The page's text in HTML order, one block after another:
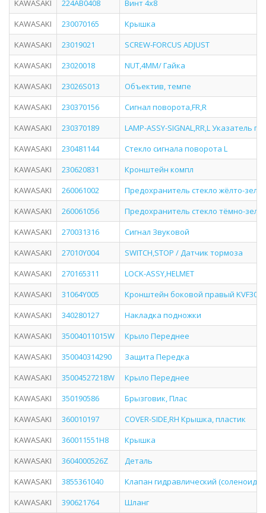
KAWASAKI
224AB0408
Винт 4х8
KAWASAKI
230070165
Крышка
KAWASAKI
23019021
SCREW-FORCUS ADJUST
KAWASAKI
23020018
NUT,4MM/ Гайка
KAWASAKI
23026S013
Объектив, темпе
KAWASAKI
230370156
Сигнал поворота,FR,R
KAWASAKI
230370189
LAMP-ASSY-SIGNAL,RR,L Указатель
KAWASAKI
230481144
Стекло сигнала поворота L
KAWASAKI
230620831
Кронштейн компл
KAWASAKI
260061002
Предохранитель стекло жёлто-
KAWASAKI
260061056
Предохранитель стекло тёмно-
KAWASAKI
270031316
Сигнал Звуковой
KAWASAKI
27010Y004
SWITCH,STOP / Датчик тормоза
KAWASAKI
270165311
LOCK-ASSY,HELMET
KAWASAKI
31064Y005
Кронштейн боковой правый KVF300
KAWASAKI
340280127
Накладка подножки
KAWASAKI
35004011015W
Крыло Переднее
KAWASAKI
350040314290
Защита Передка
KAWASAKI
35004527218W
Крыло Переднее
KAWASAKI
350190586
Брызговик, Плас
KAWASAKI
360010197
COVER-SIDE,RH Крышка, пластик
KAWASAKI
360011551H8
Крышка
KAWASAKI
3604000526Z
Деталь
KAWASAKI
3855361040
Клапан гидравлический (соленоид)
KAWASAKI
390621764
Шланг